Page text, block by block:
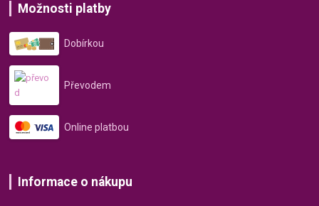
Možnosti platby
Dobírkou
Převodem
Online platbou
Informace o nákupu